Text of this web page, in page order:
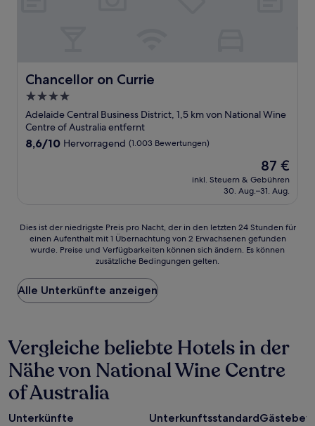
Chancellor on Currie
Chancellor on Currie
4.0-
Sterne-
Unterkunft
Adelaide Central Business District, 1,5 km von National Wine
Centre of Australia entfernt
8.6
8,6/10 Hervorragend (1.003 Bewertungen)
Der
Preis
beträgt
87 €
inkl. Steuern & Gebühren
30. Aug.–31. Aug.
Dies
der
Preis
pro
Nacht,
den
letzten
24 Stunden
für
einen
mit
Dies ist der niedrigste Preis pro Nacht, der in den letzten 24 Stunden für
einen Aufenthalt mit 1 Übernachtung von 2 Erwachsenen gefunden
wurde. Preise und Verfügbarkeiten können sich ändern. Es können
zusätzliche Bedingungen gelten.
Alle Unterkünfte anzeigen
Vergleiche beliebte Hotels in der
Nähe von National Wine Centre
of Australia
Unterkünfte Unterkunftsstandard